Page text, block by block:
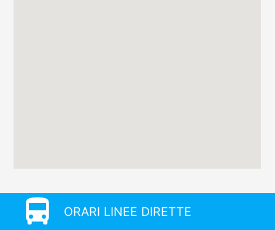
directions_bus ORARI LINEE DIRETTE